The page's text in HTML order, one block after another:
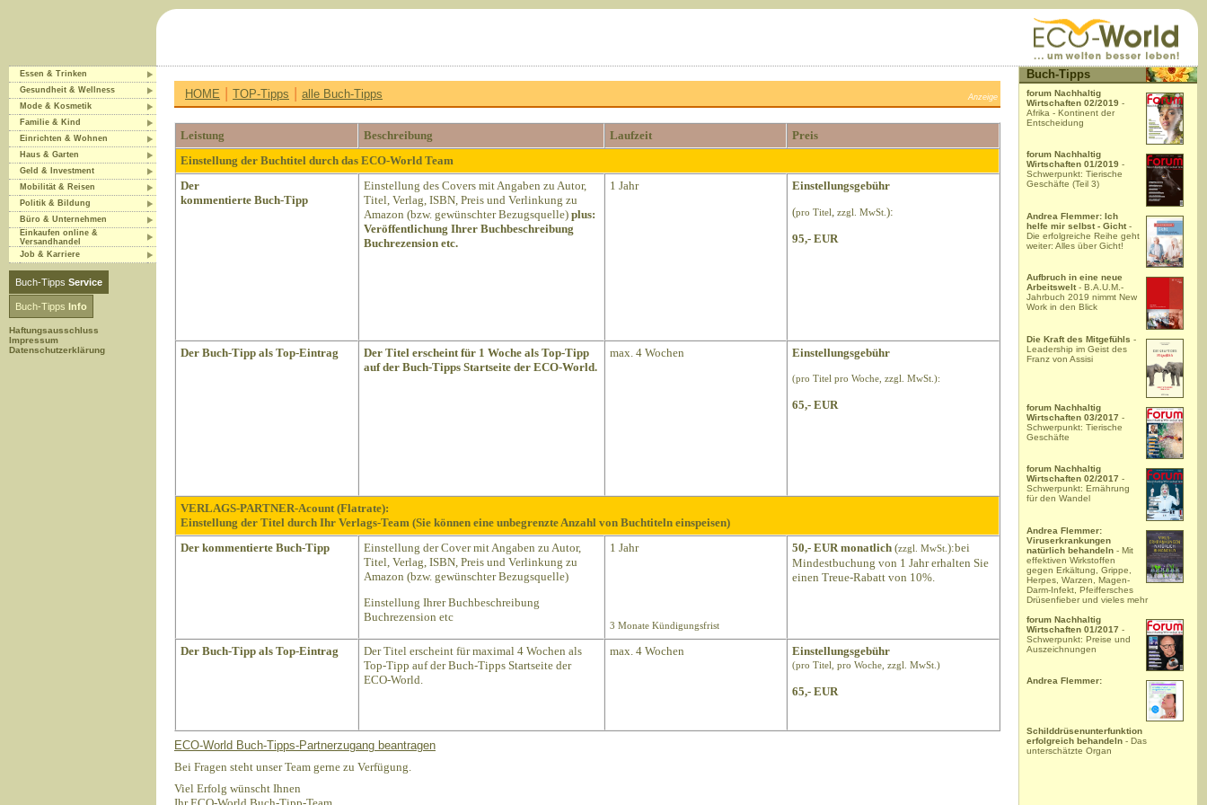
Essen & Trinken
Gesundheit & Wellness
Mode & Kosmetik
Familie & Kind
Einrichten & Wohnen
Haus & Garten
Geld & Investment
Mobilität & Reisen
Politik & Bildung
Büro & Unternehmen
Einkaufen online &
Versandhandel
Job & Karriere
Buch-Tipps Service
Buch-Tipps Info
Haftungsausschluss
Impressum
Datenschutzerklärung
HOME | TOP-Tipps | alle Buch-Tipps Anzeige
Leistung Beschreibung Laufzeit
Preis
Einstellung der Buchtitel durch das ECO-World Team
Der
kommentierte Buch-Tipp
Einstellung des Covers mit Angaben zu Autor,
Titel, Verlag, ISBN, Preis und Verlinkung zu
Amazon (bzw. gewünschter Bezugsquelle) plus:
Veröffentlichung Ihrer Buchbeschreibung
Buchrezension etc.
1 Jahr
Einstellungsgebühr
(pro Titel, zzgl. MwSt. ):
95,- EUR
Der Buch-Tipp als Top-Eintrag
Der Titel erscheint für 1 Woche als Top-Tipp
auf der Buch-Tipps Startseite der ECO-World.
max. 4 Wochen Einstellungsgebühr
(pro Titel pro Woche, zzgl. MwSt.):
65,- EUR
VERLAGS-PARTNER-Acount (Flatrate):
Einstellung der Titel durch Ihr Verlags-Team (Sie können eine unbegrenzte Anzahl von Buchtiteln einspeisen)
Der kommentierte Buch-Tipp
Einstellung der Cover mit Angaben zu Autor,
Titel, Verlag, ISBN, Preis und Verlinkung zu
Amazon (bzw. gewünschter Bezugsquelle)
Einstellung Ihrer Buchbeschreibung
Buchrezension etc
1 Jahr
3 Monate Kündigungsfrist
50,- EUR monatlich (zzgl. MwSt. ):bei
Mindestbuchung von 1 Jahr erhalten Sie
einen Treue-Rabatt von 10%.
Der Buch-Tipp als Top-Eintrag
Der Titel erscheint für maximal 4 Wochen als
Top-Tipp auf der Buch-Tipps Startseite der
ECO-World.
max. 4 Wochen Einstellungsgebühr
(pro Titel, pro Woche, zzgl. MwSt.)
65,- EUR
ECO-World Buch-Tipps-Partnerzugang beantragen
Bei Fragen steht unser Team gerne zu Verfügung.
Viel Erfolg wünscht Ihnen
Buch-Tipps
forum Nachhaltig
Wirtschaften 02/2019 -
Afrika - Kontinent der
Entscheidung
forum Nachhaltig
Wirtschaften 01/2019 -
Schwerpunkt: Tierische
Geschäfte (Teil 3)
Andrea Flemmer: Ich
helfe mir selbst - Gicht -
Die erfolgreiche Reihe geht
weiter: Alles über Gicht!
Aufbruch in eine neue
Arbeitswelt - B.A.U.M.-
Jahrbuch 2019 nimmt New
Work in den Blick
Die Kraft des Mitgefühls -
Leadership im Geist des
Franz von Assisi
forum Nachhaltig
Wirtschaften 03/2017 -
Schwerpunkt: Tierische
Geschäfte
forum Nachhaltig
Wirtschaften 02/2017 -
Schwerpunkt: Ernährung
für den Wandel
Andrea Flemmer:
Viruserkrankungen
natürlich behandeln - Mit
effektiven Wirkstoffen
gegen Erkältung, Grippe,
Herpes, Warzen, Magen-
Darm-Infekt, Pfeiffersches
Drüsenfieber und vieles mehr
forum Nachhaltig
Wirtschaften 01/2017 -
Schwerpunkt: Preise und
Auszeichnungen
Andrea Flemmer:
Schilddrüsenunterfunktion
erfolgreich behandeln - Das
unterschätzte Organ